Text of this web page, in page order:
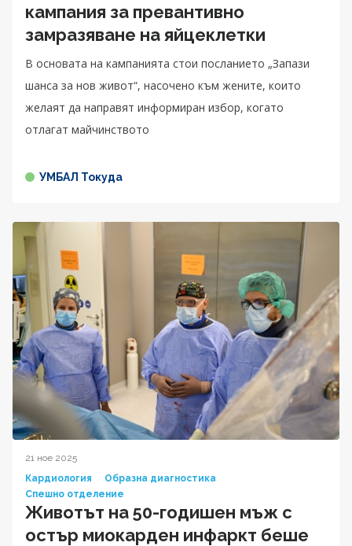
кампания за превантивно
замразяване на яйцеклетки
В основата на кампанията стои посланието „Запази
шанса за нов живот“, насочено към жените, които
желаят да направят информиран избор, когато
отлагат майчинството
УМБАЛ Токуда
21 ное 2025
Кардиология
Образна диагностика
Спешно отделение
Животът на 50-годишен мъж с
остър миокарден инфаркт беше